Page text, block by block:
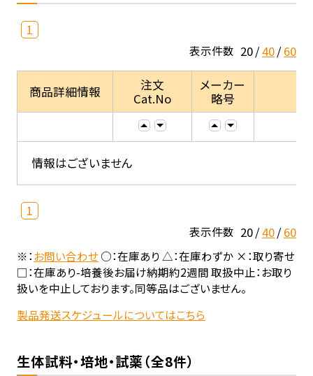
1
表示件数 20 40 60
商品詳細情報
注文
Cat.No
メーカー
略号
情報はございません
1
表示件数 20 40 60
※：お問い合わせ○：在庫あり △：在庫わずか ×：取り寄せ
□：在庫あり-培養後お届け納期約2週間 取扱中止：お取り
扱いを中止しております。同等品はございません。
製品発送スケジュールについてはこちら
生体試料・培地・試薬（全8件）